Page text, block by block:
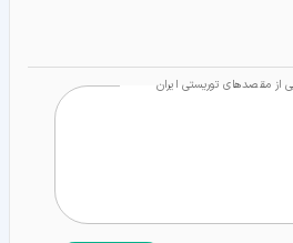
از مقصدهای توریستی ایران